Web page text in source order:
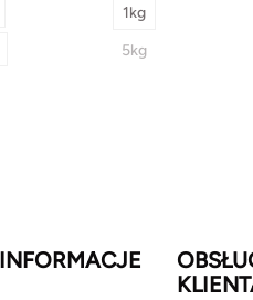
1kg
5kg
INFORMACJE